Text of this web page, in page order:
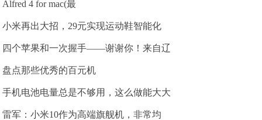
Alfred 4 for mac(最
小米再出大招，29元实现运动鞋智能化
四个苹果和一次握手——谢谢你！来自辽
盘点那些优秀的百元机
手机电池电量总是不够用，这么做能大大
雷军：小米10作为高端旗舰机，非常均